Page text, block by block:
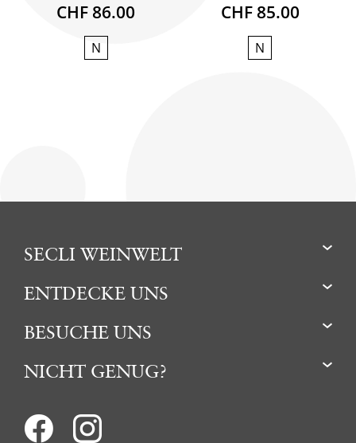
CHF 86.00
N
CHF 85.00
N
SECLI WEINWELT
ENTDECKE UNS
BESUCHE UNS
NICHT GENUG?